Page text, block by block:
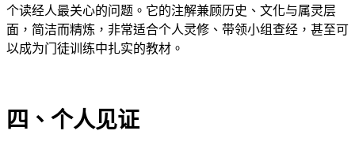
个读经人最关心的问题。它的注解兼顾历史、文化与属灵层
面，简洁而精炼，非常适合个人灵修、带领小组查经，甚至可
以成为门徒训练中扎实的教材。
四、个人见证